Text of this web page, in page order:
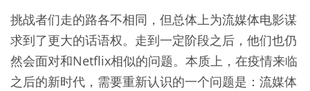
挑战者们走的路各不相同，但总体上为流媒体电影谋
求到了更大的话语权。走到一定阶段之后，他们也仍
然会面对和Netflix相似的问题。本质上，在疫情来临
之后的新时代，需要重新认识的一个问题是：流媒体